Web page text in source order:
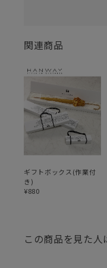
関連商品
ギフトボックス(作業付
き)
¥880
この商品を見た